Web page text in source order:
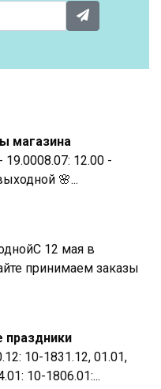
магазина
19.0008.07: 12.00 -
🌸...
12 мая в
принимаем заказы
10-1831.12, 01.01,
10-1806.01:...